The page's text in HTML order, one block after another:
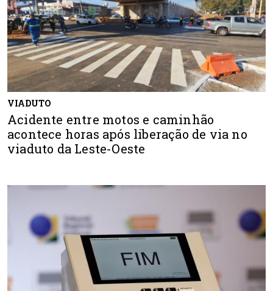
VIADUTO
Acidente entre motos e caminhão
acontece horas após liberação de via no
viaduto da Leste-Oeste